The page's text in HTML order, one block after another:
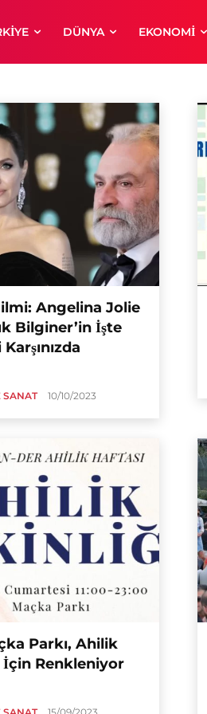
DÜNYA EKONOMI
Angelina Jolie
Bilginer’in İşte
SANAT 10/10/2023
Parkı, Ahilik
İçin Renkleniyor